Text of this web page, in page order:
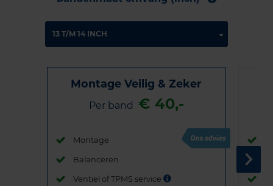
Montage Veilig & Zeker
Per band € 40,-
Montage
Balanceren
Ventiel of TPMS service